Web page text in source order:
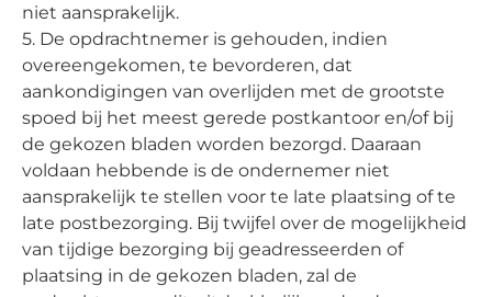
niet aansprakelijk.
5. De opdrachtnemer is gehouden, indien
overeengekomen, te bevorderen, dat
aankondigingen van overlijden met de grootste
spoed bij het meest gerede postkantoor en/of bij
de gekozen bladen worden bezorgd. Daaraan
voldaan hebbende is de ondernemer niet
aansprakelijk te stellen voor te late plaatsing of te
late postbezorging. Bij twijfel over de mogelijkheid
van tijdige bezorging bij geadresseerden of
plaatsing in de gekozen bladen, zal de